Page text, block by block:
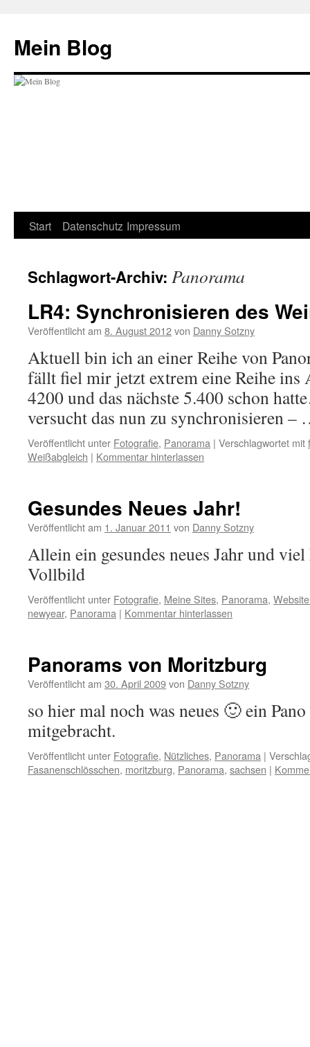
springen
Mein Blog
Start Datenschutz Impressum
Schlagwort-Archiv: Panorama
LR4: Synchronisieren des
Veröffentlicht am 8. August 2012von Danny Sotzny
Aktuell bin ich an einer Reihe von
fällt fiel mir jetzt extrem eine Reihe ins
4200 und das nächste 5.400 schon
versucht das nun zu synchronisieren
Veröffentlicht unter Fotografie, Panorama | Verschlagwortet mit
Weißabgleich | Kommentar hinterlassen
Gesundes Neues Jahr!
Veröffentlicht am 1. Januar 2011 von Danny Sotzny
Allein ein gesundes neues Jahr und
Vollbild
Veröffentlicht unter Fotografie, Meine Sites, Panorama,
newyear, Panorama | Kommentar hinterlassen
Panorams von Moritzburg
Veröffentlicht am 30. April 2009von Danny Sotzny
so hier mal noch was neues 🙂 ein
mitgebracht.
Veröffentlicht unter Fotografie, Nützliches, Panorama |
Fasanenschlösschen, moritzburg, Panorama, sachsen |